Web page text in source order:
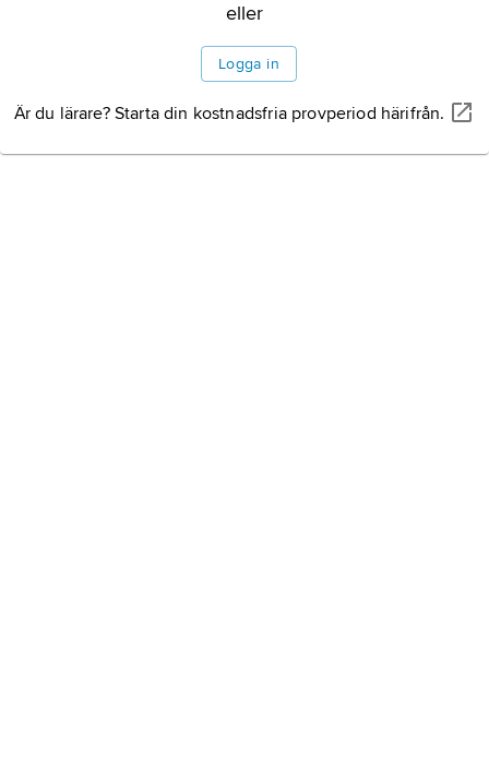
eller
Logga in
Är du lärare? Starta din kostnadsfria provperiod härifrån.